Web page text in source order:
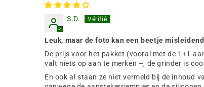
S.D.
Leuk, maar de foto kan een beetje
De prijs voor het pakket (vooral met de 1+1-
valt niets op aan te merken –, de grinder is
En ook al staan ze niet vermeld bij de inhoud